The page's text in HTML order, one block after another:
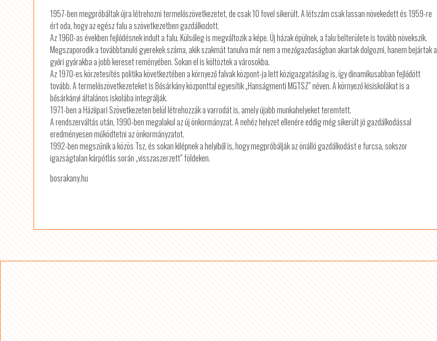
1957-ben megpróbáltak újra létrehozni termelőszövetkezetet, de csak 10 fovel sikerült. A létszám csak lassan növekedett és 1959-re
ért oda, hogy az egész falu a szövetkezetben gazdálkodott.
Az 1960-as években fejlődésnek indult a falu. Külsőleg is megváltozik a képe. Új házak épülnek, a falu belterülete is tovább növekszik.
Megszaporodik a továbbtanuló gyerekek száma, akik szakmát tanulva már nem a mezőgazdaságban akartak dolgozni, hanem bejártak a
győri gyárakba a jobb kereset reményében. Sokan el is költöztek a városokba.
Az 1970-es körzetesítés politika következtében a környező falvak központ-ja lett közigazgatásilag is, így dinamikusabban fejlődött
tovább. A termelőszövetkezeteket is Bősárkány központtal egyesítik „Hanságmenti MGTSZ” néven. A környező kisiskolákat is a
bősárkányi általános iskolába integrálják.
1971-ben a Háziipari Szövetkezeten belül létrehozzák a varrodát is, amely újabb munkahelyeket teremtett.
A rendszerváltás után, 1990-ben megalakul az új önkormányzat. A nehéz helyzet ellenére eddig még sikerült jó gazdálkodással
eredményesen működtetni az önkormányzatot.
1992-ben megszűnik a közös Tsz, és sokan kilépnek a helyiből is, hogy megpróbálják az önálló gazdálkodást e furcsa, sokszor
igazságtalan kárpótlás során „visszaszerzett” földeken.
bosrakany.hu